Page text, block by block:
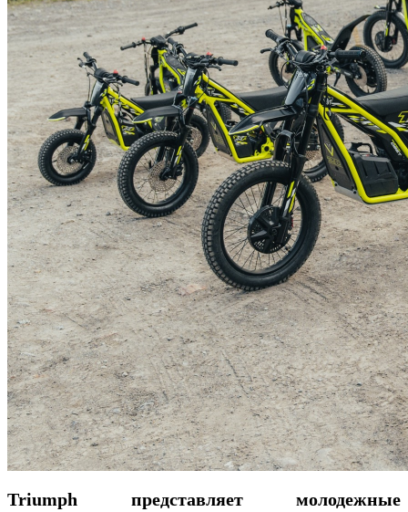
Triumph представляет молодежные